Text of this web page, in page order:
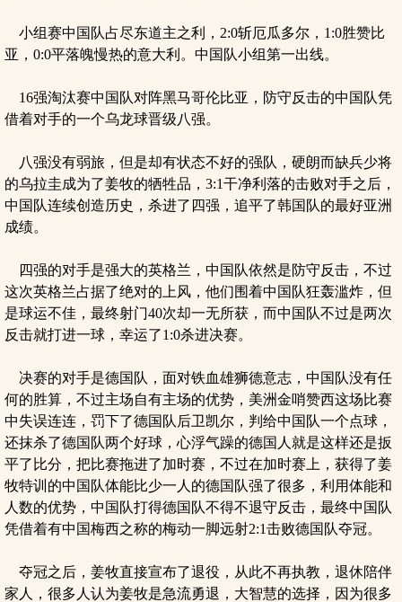
小组赛中国队占尽东道主之利，2:0斩厄瓜多尔，1:0胜赞比
亚，0:0平落魄慢热的意大利。中国队小组第一出线。
16强淘汰赛中国队对阵黑马哥伦比亚，防守反击的中国队凭
借着对手的一个乌龙球晋级八强。
八强没有弱旅，但是却有状态不好的强队，硬朗而缺兵少将
的乌拉圭成为了姜牧的牺牲品，3:1干净利落的击败对手之后，
中国队连续创造历史，杀进了四强，追平了韩国队的最好亚洲
成绩。
四强的对手是强大的英格兰，中国队依然是防守反击，不过
这次英格兰占据了绝对的上风，他们围着中国队狂轰滥炸，但
是球运不佳，最终射门40次却一无所获，而中国队不过是两次
反击就打进一球，幸运了1:0杀进决赛。
决赛的对手是德国队，面对铁血雄狮德意志，中国队没有任
何的胜算，不过主场自有主场的优势，美洲金哨赞西这场比赛
中失误连连，罚下了德国队后卫凯尔，判给中国队一个点球，
还抹杀了德国队两个好球，心浮气躁的德国人就是这样还是扳
平了比分，把比赛拖进了加时赛，不过在加时赛上，获得了姜
牧特训的中国队体能比少一人的德国队强了很多，利用体能和
人数的优势，中国队打得德国队不得不退守反击，最终中国队
凭借着有中国梅西之称的梅动一脚远射2:1击败德国队夺冠。
夺冠之后，姜牧直接宣布了退役，从此不再执教，退休陪伴
家人，很多人认为姜牧是急流勇退，大智慧的选择，因为很多